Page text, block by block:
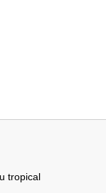
tropical